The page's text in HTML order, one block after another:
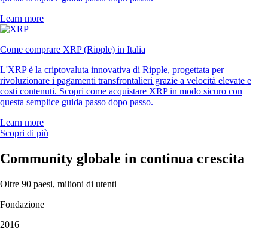
Learn more
Come comprare XRP (Ripple) in Italia
L'XRP è la criptovaluta innovativa di Ripple, progettata per
rivoluzionare i pagamenti transfrontalieri grazie a velocità elevate e
costi contenuti. Scopri come acquistare XRP in modo sicuro con
questa semplice guida passo dopo passo.
Learn more
Scopri di più
Community globale in continua crescita
Oltre 90 paesi, milioni di utenti
Fondazione
2016